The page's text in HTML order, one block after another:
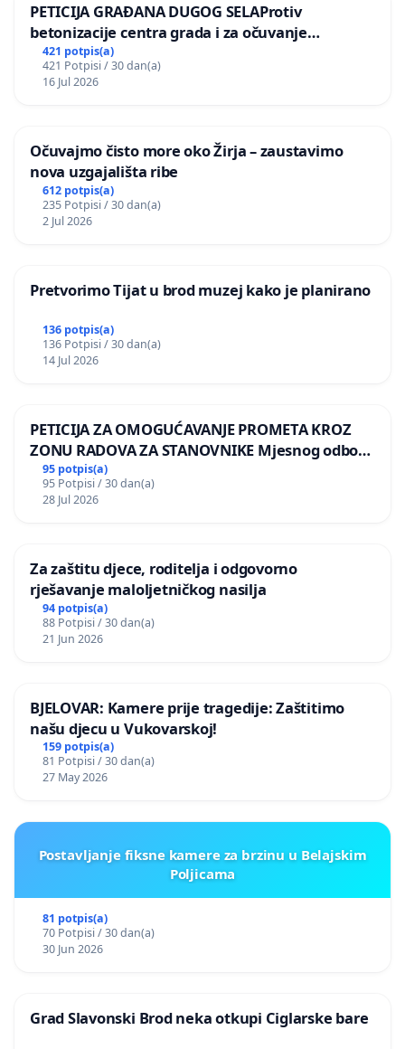
PETICIJA GRAĐANA DUGOG SELAProtiv
betonizacije centra grada i za očuvanje
postojećih zelenih površina i odraslih stabala pri
donošenju izmjena urbanističkog plana
421 potpis(a)
421 Potpisi / 30 dan(a)
16 Jul 2026
Očuvajmo čisto more oko Žirja – zaustavimo
nova uzgajališta ribe
612 potpis(a)
235 Potpisi / 30 dan(a)
2 Jul 2026
Pretvorimo Tijat u brod muzej kako je planirano
136 potpis(a)
136 Potpisi / 30 dan(a)
14 Jul 2026
PETICIJA ZA OMOGUĆAVANJE PROMETA KROZ
ZONU RADOVA ZA STANOVNIKE Mjesnog odbora
Kamensko i Lemić Brdo
95 potpis(a)
95 Potpisi / 30 dan(a)
28 Jul 2026
Za zaštitu djece, roditelja i odgovorno
rješavanje maloljetničkog nasilja
94 potpis(a)
88 Potpisi / 30 dan(a)
21 Jun 2026
BJELOVAR: Kamere prije tragedije: Zaštitimo
našu djecu u Vukovarskoj!
159 potpis(a)
81 Potpisi / 30 dan(a)
27 May 2026
Postavljanje fiksne kamere za brzinu u Belajskim
Poljicama
81 potpis(a)
70 Potpisi / 30 dan(a)
30 Jun 2026
Grad Slavonski Brod neka otkupi Ciglarske bare